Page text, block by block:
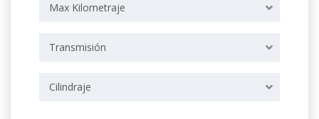
Max Kilometraje
Transmisión
Cilindraje